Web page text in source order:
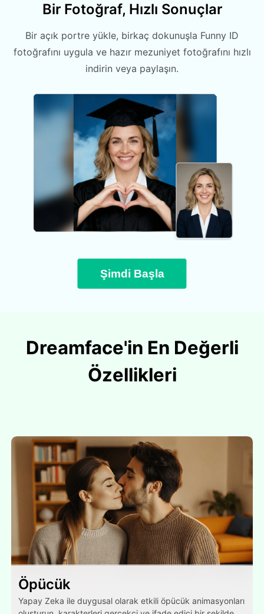
Bir Fotoğraf, Hızlı Sonuçlar
Bir açık portre yükle, birkaç dokunuşla Funny ID
fotoğrafını uygula ve hazır mezuniyet fotoğrafını hızlı
indirin veya paylaşın.
Şimdi Başla
Dreamface'in En Değerli
Özellikleri
Öpücük
Yapay Zeka ile duygusal olarak etkili öpücük animasyonları